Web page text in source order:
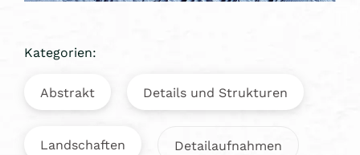
Kategorien:
Abstrakt Details und Strukturen
Landschaften Detailaufnahmen